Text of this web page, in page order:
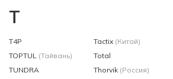
T
T4P
TOPTUL (Тайвань)
TUNDRA
Tactix (Китай)
Total
Thorvik (Россия)